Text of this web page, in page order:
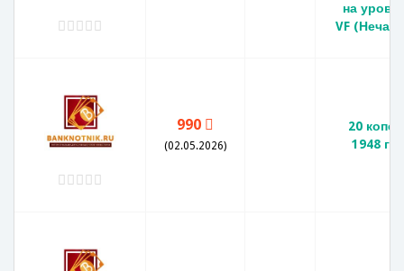
на
VF
990
(02.05.2026)
20
1948